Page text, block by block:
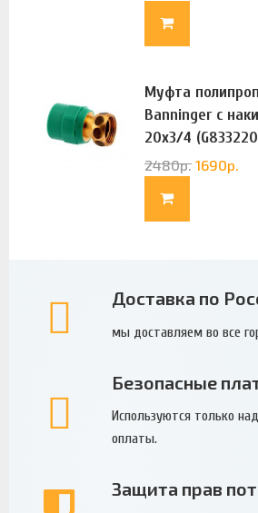
Муфта
Banninger с
20х3/4
2480р. 1690р.
Доставка по
мы доставляем во все
Безопасные
Используются только
оплаты.
Защита прав